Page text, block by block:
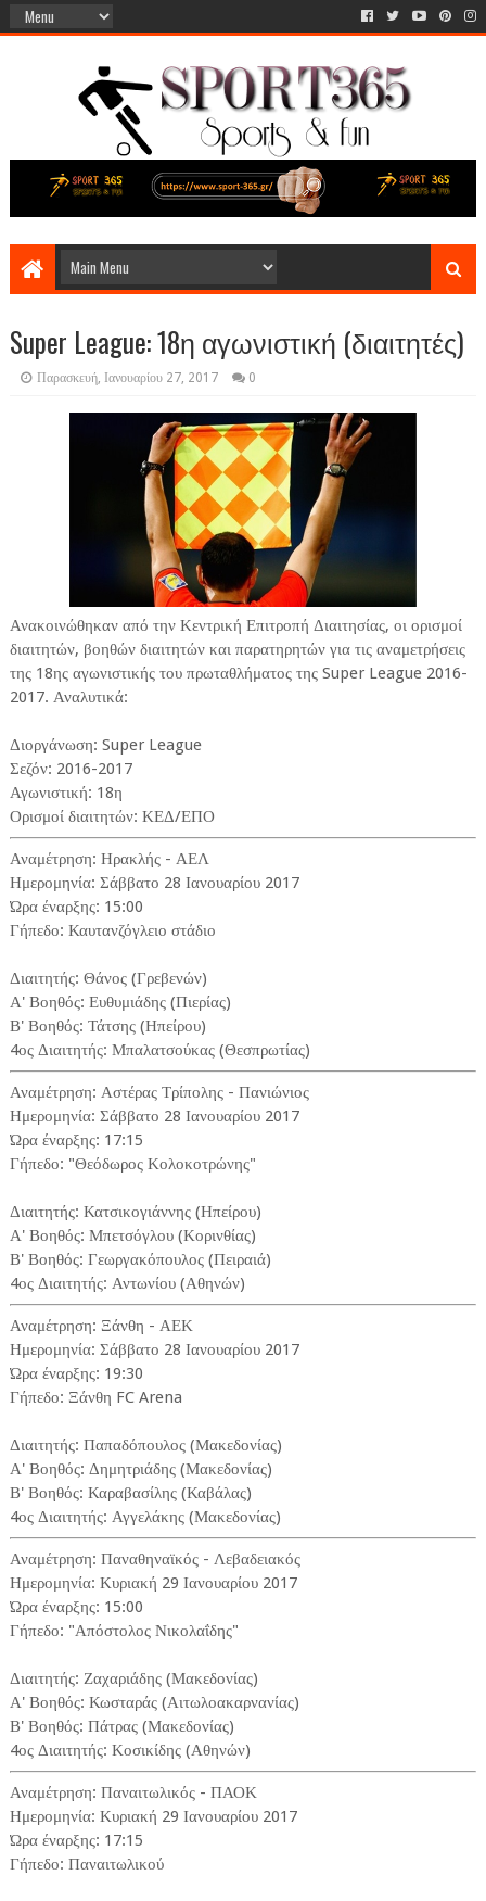
Super League: 18η αγωνιστική (διαιτητές)
Παρασκευή, Ιανουαρίου 27, 2017 0
Ανακοινώθηκαν από την Κεντρική Επιτροπή Διαιτησίας, οι ορισμοί
διαιτητών, βοηθών διαιτητών και παρατηρητών για τις αναμετρήσεις
της 18ης αγωνιστικής του πρωταθλήματος της Super League 2016-
2017. Αναλυτικά:
Διοργάνωση: Super League
Σεζόν: 2016-2017
Αγωνιστική: 18η
Ορισμοί διαιτητών: ΚΕΔ/ΕΠΟ
Αναμέτρηση: Ηρακλής - ΑΕΛ
Ημερομηνία: Σάββατο 28 Ιανουαρίου 2017
Ώρα έναρξης: 15:00
Γήπεδο: Καυτανζόγλειο στάδιο
Διαιτητής: Θάνος (Γρεβενών)
Α' Βοηθός: Ευθυμιάδης (Πιερίας)
Β' Βοηθός: Τάτσης (Ηπείρου)
4ος Διαιτητής: Μπαλατσούκας (Θεσπρωτίας)
Αναμέτρηση: Αστέρας Τρίπολης - Πανιώνιος
Ημερομηνία: Σάββατο 28 Ιανουαρίου 2017
Ώρα έναρξης: 17:15
Γήπεδο: "Θεόδωρος Κολοκοτρώνης"
Διαιτητής: Κατσικογιάννης (Ηπείρου)
Α' Βοηθός: Μπετσόγλου (Κορινθίας)
Β' Βοηθός: Γεωργακόπουλος (Πειραιά)
4ος Διαιτητής: Αντωνίου (Αθηνών)
Αναμέτρηση: Ξάνθη - ΑΕΚ
Ημερομηνία: Σάββατο 28 Ιανουαρίου 2017
Ώρα έναρξης: 19:30
Γήπεδο: Ξάνθη FC Arena
Διαιτητής: Παπαδόπουλος (Μακεδονίας)
Α' Βοηθός: Δημητριάδης (Μακεδονίας)
Β' Βοηθός: Καραβασίλης (Καβάλας)
4ος Διαιτητής: Αγγελάκης (Μακεδονίας)
Αναμέτρηση: Παναθηναϊκός - Λεβαδειακός
Ημερομηνία: Κυριακή 29 Ιανουαρίου 2017
Ώρα έναρξης: 15:00
Γήπεδο: "Απόστολος Νικολαΐδης"
Διαιτητής: Ζαχαριάδης (Μακεδονίας)
Α' Βοηθός: Κωσταράς (Αιτωλοακαρνανίας)
Β' Βοηθός: Πάτρας (Μακεδονίας)
4ος Διαιτητής: Κοσικίδης (Αθηνών)
Αναμέτρηση: Παναιτωλικός - ΠΑΟΚ
Ημερομηνία: Κυριακή 29 Ιανουαρίου 2017
Ώρα έναρξης: 17:15
Γήπεδο: Παναιτωλικού